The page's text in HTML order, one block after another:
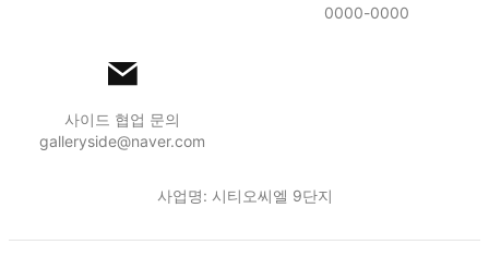
0000-0000
사이드 협업 문의
galleryside@naver.com
사업명: 시티오씨엘 9단지